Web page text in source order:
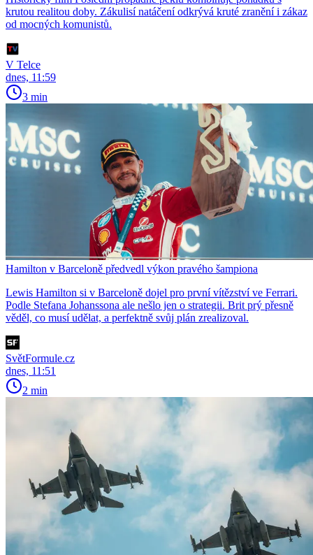
krutou realitou doby. Zákulisí natáčení odkrývá kruté zranění i zákaz
od mocných komunistů.
V Telce
dnes, 11:59
3 min
Hamilton v Barceloně předvedl výkon pravého šampiona
Lewis Hamilton si v Barceloně dojel pro první vítězství ve Ferrari.
Podle Stefana Johanssona ale nešlo jen o strategii. Brit prý přesně
věděl, co musí udělat, a perfektně svůj plán zrealizoval.
SvětFormule.cz
dnes, 11:51
2 min